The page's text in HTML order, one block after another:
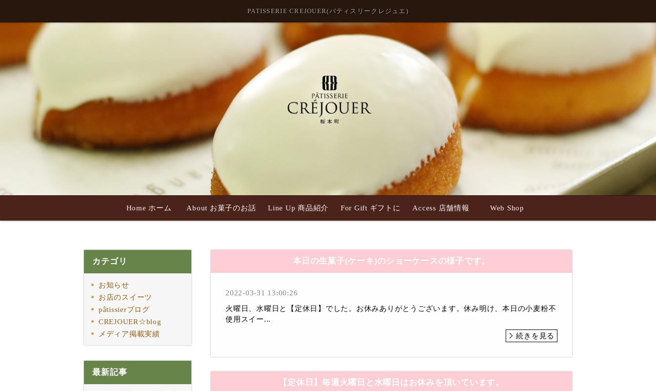
PATISSERIE CREJOUER(パティスリークレジュエ)
Home ホーム About お菓子のお話 Line Up 商品紹介 For Gift ギフトに Access 店舗情報 Web Shop
カテゴリ
お知らせ
お店のスイーツ
pâtissierブログ
CREJOUER☆blog
メディア掲載実績
最新記事
本日の生菓子(ケーキ)のショーケースの様子です。
2022-03-31 13:00:26
火曜日、水曜日と【定休日】でした。お休みありがとうございます。休み明け、本日の小麦粉不
使用スイー...
続きを見る
【定休日】毎週火曜日と水曜日はお休みを頂いています。